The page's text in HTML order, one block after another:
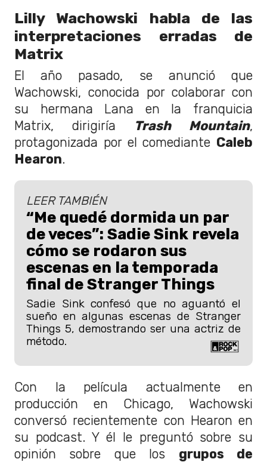
Lilly Wachowski habla de las
interpretaciones erradas de
Matrix
El año pasado, se anunció que
Wachowski, conocida por colaborar con
su hermana Lana en la franquicia
Matrix, dirigiría
Trash Mountain,
protagonizada por el comediante Caleb
Hearon.
LEER TAMBIÉN
“Me quedé dormida un par
de veces”: Sadie Sink revela
cómo se rodaron sus
escenas en la temporada
final de Stranger Things
Sadie Sink confesó que no aguantó el
sueño en algunas escenas de Stranger
Things 5, demostrando ser una actriz de
método.
Con la película actualmente en
producción en Chicago, Wachowski
conversó recientemente con Hearon en
su podcast. Y él le preguntó sobre su
opinión sobre que los grupos de